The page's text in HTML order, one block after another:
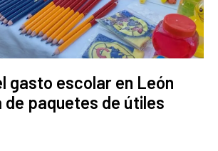
gasto escolar en León
de paquetes de útiles